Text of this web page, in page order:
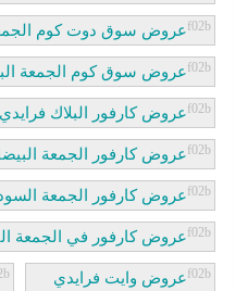
عروض سوق دوت كوم
عروض سوق كوم الجمعة
عروض كارفور البلاك فرايدي
عروض كارفور الجمعة
عروض كارفور الجمعة
عروض كارفور في الجمعة
عروض وايت فرايدي